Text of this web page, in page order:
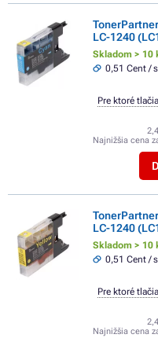
LC-1240
Skladom > 10
0,51 Cent /
Najnižšia cena
Pre ktoré
LC-1240
Skladom > 10
0,51 Cent /
Najnižšia cena
Pre ktoré